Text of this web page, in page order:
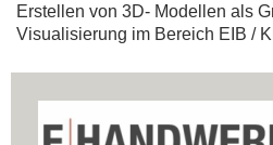
Erstellen von 3D- Modellen als
Visualisierung im Bereich EIB /